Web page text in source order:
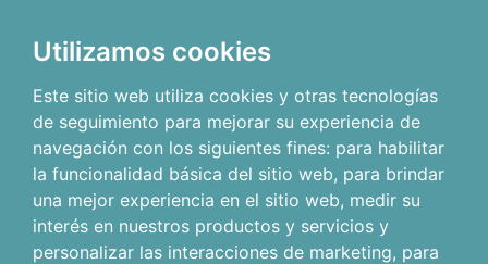
Utilizamos cookies
Este sitio web utiliza cookies y otras tecnologías
de seguimiento para mejorar su experiencia de
navegación con los siguientes fines: para habilitar
la funcionalidad básica del sitio web, para brindar
una mejor experiencia en el sitio web, medir su
interés en nuestros productos y servicios y
personalizar las interacciones de marketing, para